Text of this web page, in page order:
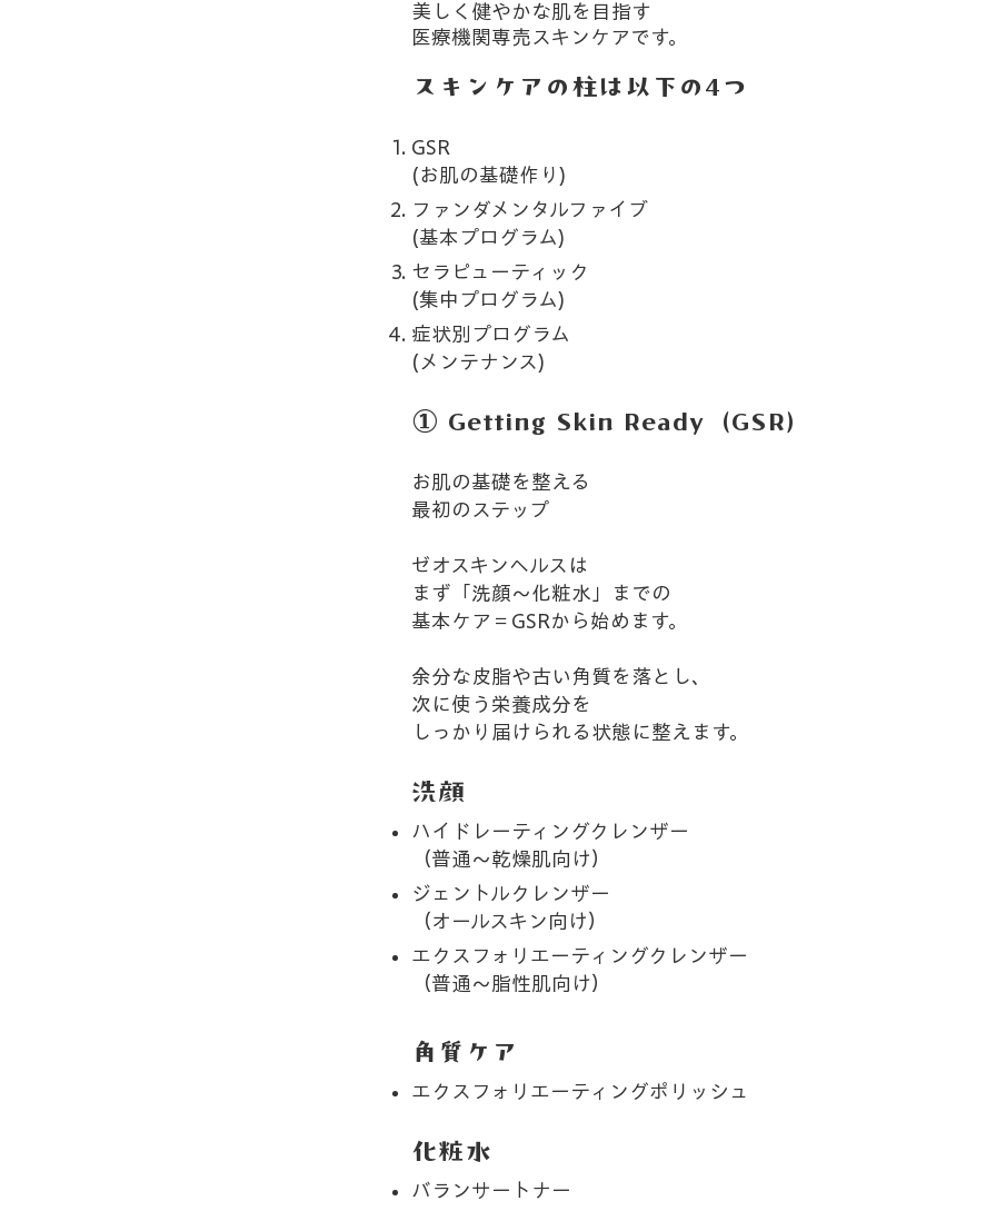
美しく健やかな肌を目指す
医療機関専売スキンケアです。
スキンケアの柱は以下の4つ
GSR
(お肌の基礎作り)
ファンダメンタルファイブ
(基本プログラム)
セラピューティック
(集中プログラム)
症状別プログラム
(メンテナンス)
① Getting Skin Ready（GSR）
お肌の基礎を整える
最初のステップ
ゼオスキンヘルスは
まず「洗顔～化粧水」までの
基本ケア＝GSRから始めます。
余分な皮脂や古い角質を落とし、
次に使う栄養成分を
しっかり届けられる状態に整えます。
洗顔
ハイドレーティングクレンザー
（普通～乾燥肌向け）
ジェントルクレンザー
（オールスキン向け）
エクスフォリエーティングクレンザー
（普通～脂性肌向け）
角質ケア
エクスフォリエーティングポリッシュ
化粧水
バランサートナー